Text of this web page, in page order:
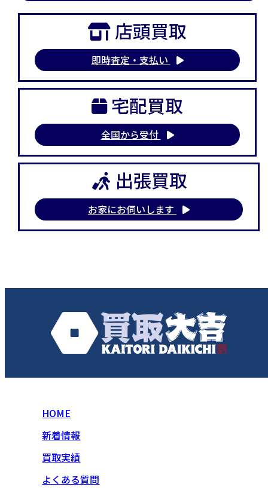
店頭買取
即時査定・支払い
宅配買取
全国から受付
出張買取
お家にお伺いします
HOME
新着情報
買取実績
よくある質問